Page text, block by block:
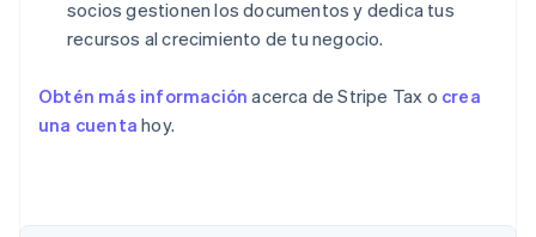
socios gestionen los documentos y dedica tus
recursos al crecimiento de tu negocio.
Obtén más información acerca de Stripe Tax o crea
una cuenta hoy.